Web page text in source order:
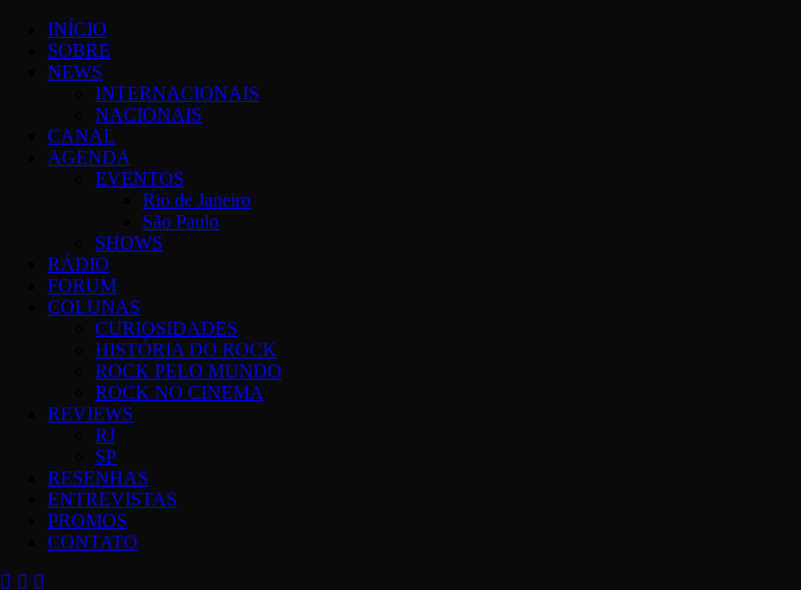
content
INÍCIO
SOBRE
NEWS
INTERNACIONAIS
NACIONAIS
CANAL
AGENDA
EVENTOS
Rio de Janeiro
São Paulo
SHOWS
RÁDIO
FORUM
COLUNAS
CURIOSIDADES
HISTÓRIA DO ROCK
ROCK PELO MUNDO
ROCK NO CINEMA
REVIEWS
RJ
SP
RESENHAS
ENTREVISTAS
PROMOS
CONTATO